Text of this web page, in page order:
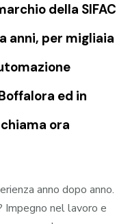
della SIFAC
anni, per migliaia
ed in
ora
anno dopo anno.
Impegno nel lavoro e